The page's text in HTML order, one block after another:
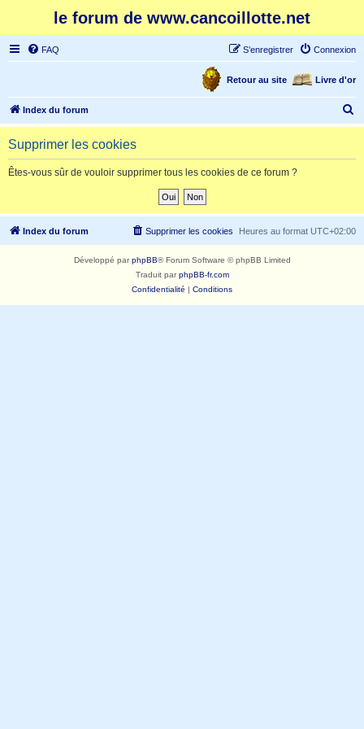
le forum de www.cancoillotte.net
FAQ Connexion
S’enregistrer
Livre d'or
Retour au site
Index du forum
e
h
Supprimer les cookies
Êtes-vous sûr de vouloir supprimer tous les cookies de ce forum ?
Index du forum Heures au format UTC+02:00
Supprimer les cookies
Développé parphpBB® Forum Software © phpBB Limited
Traduit parphpBB-fr.com
Confidentialité | Conditions